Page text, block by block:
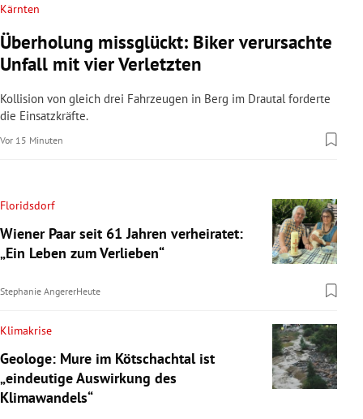
Kärnten
Überholung missglückt: Biker verursachte
Unfall mit vier Verletzten
Kollision von gleich drei Fahrzeugen in Berg im Drautal forderte
die Einsatzkräfte.
Vor 15 Minuten
Floridsdorf
Wiener Paar seit 61 Jahren verheiratet:
„Ein Leben zum Verlieben“
Stephanie AngererHeute
Klimakrise
Geologe: Mure im Kötschachtal ist
„eindeutige Auswirkung des
Klimawandels“